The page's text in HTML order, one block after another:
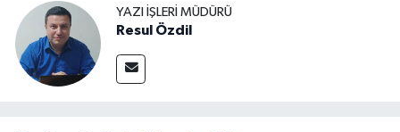
YAZI İŞLERI MÜDÜRÜ
Resul Özdil